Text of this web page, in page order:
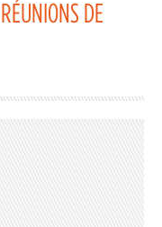
DE